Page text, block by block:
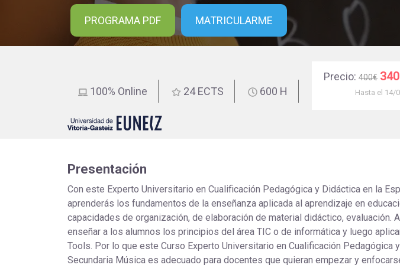
Ver Cursos
PROGRAMA PDF MATRICULARME
100% Online 24 ECTS 600 H
Precio: 400€
Hasta el 14/
Presentación
Con este Experto Universitario en Cualificación Pedagógica y Didáctica en la
aprenderás los fundamentos de la enseñanza aplicada al aprendizaje en
capacidades de organización, de elaboración de material didáctico, evaluación.
enseñar a los alumnos los principios del área TIC o de informática y luego
Tools. Por lo que este Curso Experto Universitario en Cualificación Pedagógica
Secundaria Música es adecuado para docentes que quieran empezar y